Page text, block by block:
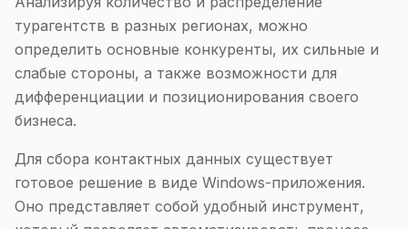
турагентств в разных регионах, можно
определить основные конкуренты, их сильные и
слабые стороны, а также возможности для
дифференциации и позиционирования своего
бизнеса.
Для сбора контактных данных существует
готовое решение в виде Windows-приложения.
Оно представляет собой удобный инструмент,